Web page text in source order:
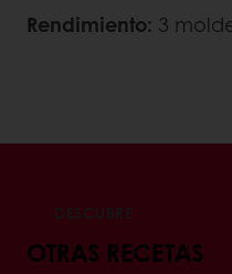
Rendimiento: 3
OTRAS RECETAS